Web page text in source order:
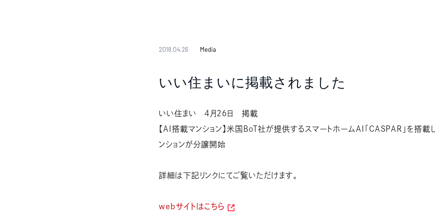
2018.04.26 Media
いい住まいに掲載されました
いい住まい 4月26日 掲載
【AI搭載マンション】米国BoT社が提供するスマートホームAI「CASPAR」を搭載
ンションが分譲開始
詳細は下記リンクにてご覧いただけます。
webサイトはこちら